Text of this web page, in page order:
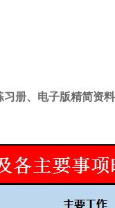
册、电子版精简资